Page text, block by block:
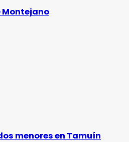
Montejano
menores en Tamuín